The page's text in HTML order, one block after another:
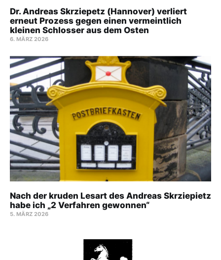
Dr. Andreas Skrziepetz (Hannover) verliert
erneut Prozess gegen einen vermeintlich
kleinen Schlosser aus dem Osten
6. MÄRZ 2026
Nach der kruden Lesart des Andreas Skrziepietz
habe ich „2 Verfahren gewonnen“
5. MÄRZ 2026